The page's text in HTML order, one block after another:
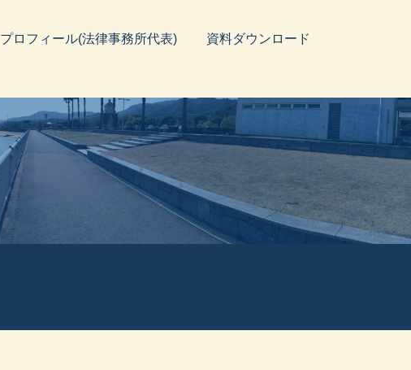
プロフィール(法律事務所代表) 資料ダウンロード